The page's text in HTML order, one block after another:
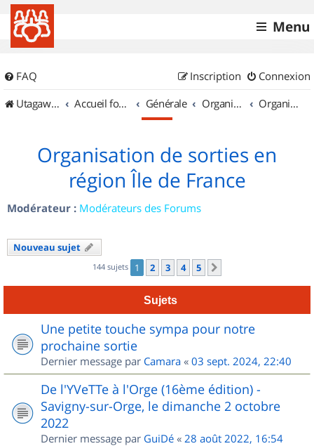
Menu
FAQ Connexion
Inscription
UtagawaVTT (Randos VTT et VTTAE avec traces GPS)
Accueil forum Générale Organisation de sorties & Recherche de partenaires Organisation de sorties en région Île de France
Organisation de sorties en
région Île de France
Modérateur : Modérateurs des Forums
Nouveau sujet
144 sujets 1 2 3 4 5
Sujets
Une petite touche sympa pour notre
prochaine sortie
Dernier message par Camara « 03 sept. 2024, 22:40
De l'YVeTTe à l'Orge (16ème édition) -
Savigny-sur-Orge, le dimanche 2 octobre
2022
Dernier message par GuiDé « 28 août 2022, 16:54